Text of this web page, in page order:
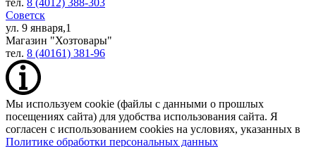
Советск
ул. 9 января,1
Магазин "Хозтовары"
тел. 8 (40161) 381-96
Мы используем cookie (файлы с данными о прошлых
посещениях сайта) для удобства использования сайта. Я
согласен с использованием cookies на условиях, указанных в
Политике обработки персональных данных